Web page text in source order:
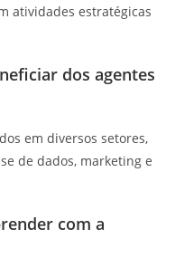
atividades estratégicas
dos agentes
em diversos setores,
de dados, marketing e
com a